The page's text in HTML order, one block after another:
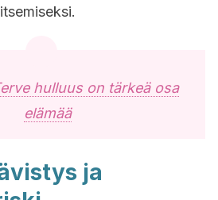
hulluus on tärkeä osa
elämää
ja